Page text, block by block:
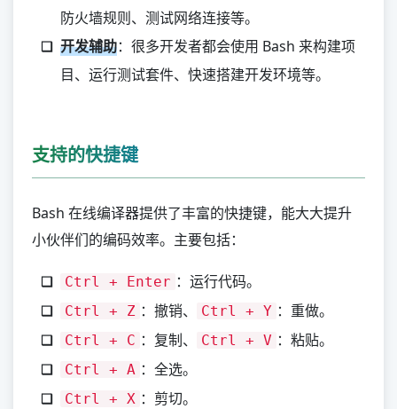
防火墙规则、测试网络连接等。
开发辅助：很多开发者都会使用 Bash 来构建项
目、运行测试套件、快速搭建开发环境等。
支持的快捷键
Bash 在线编译器提供了丰富的快捷键，能大大提升
小伙伴们的编码效率。主要包括：
Ctrl + Enter ：运行代码。
Ctrl + Z ：撤销、 Ctrl + Y ：重做。
Ctrl + C ：复制、 Ctrl + V ：粘贴。
Ctrl + A ：全选。
Ctrl + X ：剪切。